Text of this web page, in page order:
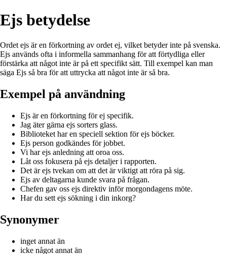
Ejs betydelse
Ordet ejs är en förkortning av ordet ej, vilket betyder inte på svenska.
Ejs används ofta i informella sammanhang för att förtydliga eller
förstärka att något inte är på ett specifikt sätt. Till exempel kan man
säga Ejs så bra för att uttrycka att något inte är så bra.
Exempel på användning
Ejs är en förkortning för ej specifik.
Jag äter gärna ejs sorters glass.
Biblioteket har en speciell sektion för ejs böcker.
Ejs person godkändes för jobbet.
Vi har ejs anledning att oroa oss.
Låt oss fokusera på ejs detaljer i rapporten.
Det är ejs tvekan om att det är viktigt att röra på sig.
Ejs av deltagarna kunde svara på frågan.
Chefen gav oss ejs direktiv inför morgondagens möte.
Har du sett ejs sökning i din inkorg?
Synonymer
inget annat än
icke något annat än